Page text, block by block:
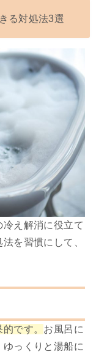
る対処法3選
え解消に役立て
を習慣にして、
です。 お風呂に
っくりと湯船に